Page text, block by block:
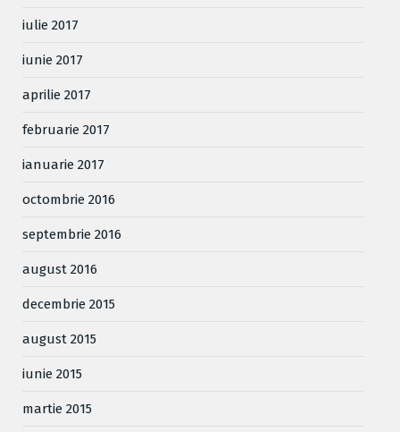
iulie 2017
iunie 2017
aprilie 2017
februarie 2017
ianuarie 2017
octombrie 2016
septembrie 2016
august 2016
decembrie 2015
august 2015
iunie 2015
martie 2015